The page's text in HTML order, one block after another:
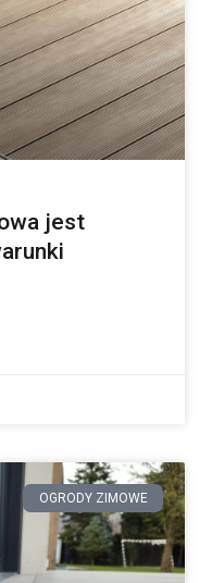
jest
OGRODY ZIMOWE